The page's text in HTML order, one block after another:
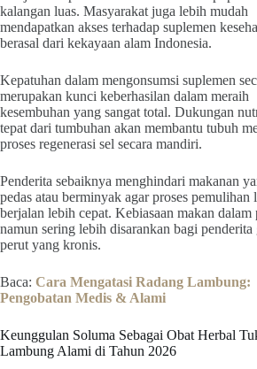
kalangan luas. Masyarakat juga lebih mudah
mendapatkan akses terhadap suplemen
berasal dari kekayaan alam Indonesia.
Kepatuhan dalam mengonsumsi suplemen
merupakan kunci keberhasilan dalam meraih
kesembuhan yang sangat total. Dukungan
tepat dari tumbuhan akan membantu tubuh
proses regenerasi sel secara mandiri.
Penderita sebaiknya menghindari makanan
pedas atau berminyak agar proses pemulihan
berjalan lebih cepat. Kebiasaan makan dalam
namun sering lebih disarankan bagi penderita
perut yang kronis.
Baca: Cara Mengatasi Radang Lambung:
Pengobatan Medis & Alami
Keunggulan Soluma Sebagai Obat Herbal
Lambung Alami di Tahun 2026